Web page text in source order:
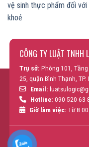
vệ sinh thực phẩm đối
khoẻ
CÔNG TY LUẬT TNHH
Trụ sở: Phòng 101,
25, quận Bình Thạnh, TP.
Email:
Hotline: 090 520 63
Giờ làm việc: Từ